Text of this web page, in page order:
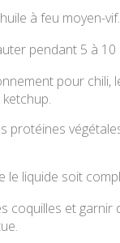
à feu moyen-vif.
pendant 5 à 10
pour chili,
protéines
le liquide soit
coquilles et garnir